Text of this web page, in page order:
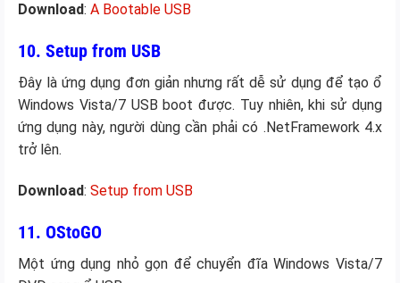
Download: A Bootable USB
10. Setup from USB
Đây là ứng dụng đơn giản nhưng rất dễ sử dụng để tạo ổ
Windows Vista/7 USB boot được. Tuy nhiên, khi sử dụng
ứng dụng này, người dùng cần phải có .NetFramework 4.x
trở lên.
Download: Setup from USB
11. OStoGO
Một ứng dụng nhỏ gọn để chuyển đĩa Windows Vista/7